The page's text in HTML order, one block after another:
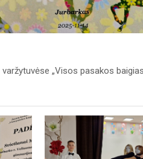
„Visos pasakos